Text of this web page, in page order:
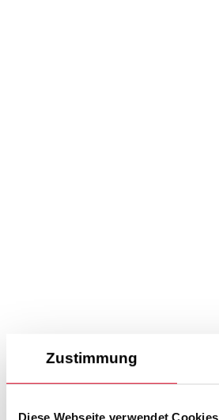
Zustimmung
Diese Webseite verwendet Cookies